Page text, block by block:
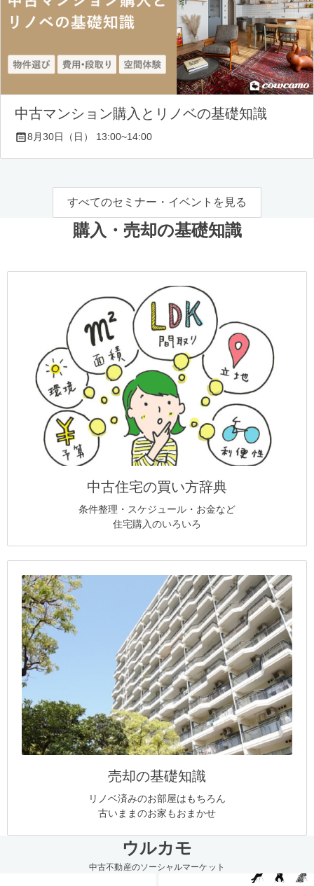
中古マンション購入とリノベの基礎知識
8月30日（日） 13:00~14:00
すべてのセミナー・イベントを見る
購入・売却の基礎知識
中古住宅の買い方辞典
条件整理・スケジュール・お金など
住宅購入のいろいろ
売却の基礎知識
リノベ済みのお部屋はもちろん
古いままのお家もおまかせ
ウルカモ
中古不動産のソーシャルマーケット